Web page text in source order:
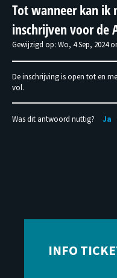
Tot wanneer kan
inschrijven voor de
Gewijzigd op: Wo, 4 Sep, 2024
De inschrijving is open tot en
vol.
Was dit antwoord nuttig? Ja
INFO